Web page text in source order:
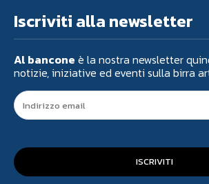
Iscriviti alla newsletter
Al bancone è la nostra newsletter
notizie, iniziative ed eventi sulla birra
ISCRIVITI